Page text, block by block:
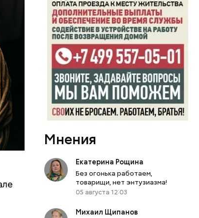
Мнения
Екатерина Рощина
Без огонька работаем,
товарищи, нет энтузиазма!
05 августа 12:03
Михаил Щипанов